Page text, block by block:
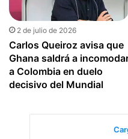
2 de julio de 2026
Carlos Queiroz avisa que
Ghana saldrá a
a Colombia en duelo
decisivo del Mundial